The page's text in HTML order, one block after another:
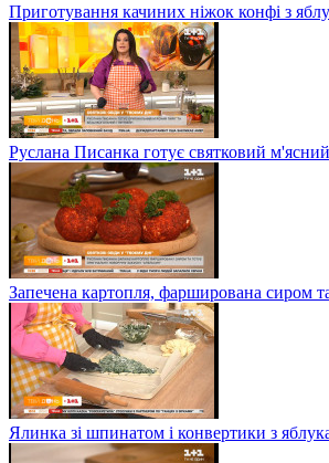
Приготування качиних ніжок конфі з
Руслана Писанка готує святковий
Запечена картопля, фарширована сиром
Ялинка зі шпинатом і конвертики з